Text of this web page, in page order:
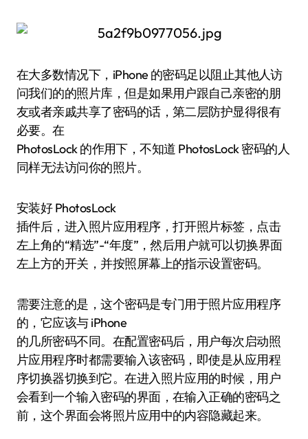
在大多数情况下，iPhone 的密码足以阻止其他人访
问我们的的照片库，但是如果用户跟自己亲密的朋
友或者亲戚共享了密码的话，第二层防护显得很有
必要。在
PhotosLock 的作用下，不知道 PhotosLock 密码的人
同样无法访问你的照片。
安装好 PhotosLock
插件后，进入照片应用程序，打开照片标签，点击
左上角的“精选”-“年度”，然后用户就可以切换界面
左上方的开关，并按照屏幕上的指示设置密码。
需要注意的是，这个密码是专门用于照片应用程序
的，它应该与 iPhone
的几所密码不同。在配置密码后，用户每次启动照
片应用程序时都需要输入该密码，即使是从应用程
序切换器切换到它。在进入照片应用的时候，用户
会看到一个输入密码的界面，在输入正确的密码之
前，这个界面会将照片应用中的内容隐藏起来。